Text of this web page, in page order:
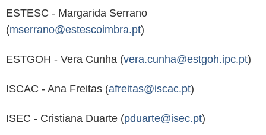
ESTESC - Margarida Serrano
(mserrano@estescoimbra.pt)
ESTGOH - Vera Cunha (vera.cunha@estgoh.ipc.pt)
ISCAC - Ana Freitas (afreitas@iscac.pt)
ISEC - Cristiana Duarte (pduarte@isec.pt)